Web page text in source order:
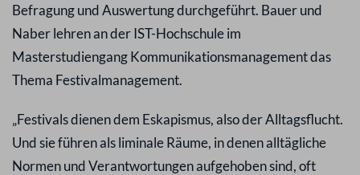
Befragung und Auswertung durchgeführt. Bauer und
Naber lehren an der IST-Hochschule im
Masterstudiengang Kommunikationsmanagement das
Thema Festivalmanagement.
„Festivals dienen dem Eskapismus, also der Alltagsflucht.
Und sie führen als liminale Räume, in denen alltägliche
Normen und Verantwortungen aufgehoben sind, oft